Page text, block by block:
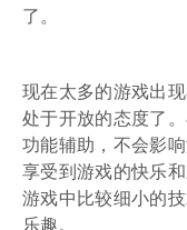
了。
现在太多的游戏出
处于开放的态度了
功能辅助，不会影
享受到游戏的快乐
游戏中比较细小的
乐趣。